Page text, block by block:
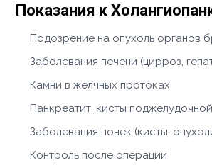
Показания к
Подозрение на опухоль органов
Заболевания печени (цирроз,
Камни в желчных протоках
Панкреатит, кисты
Заболевания почек (кисты,
Контроль после операции